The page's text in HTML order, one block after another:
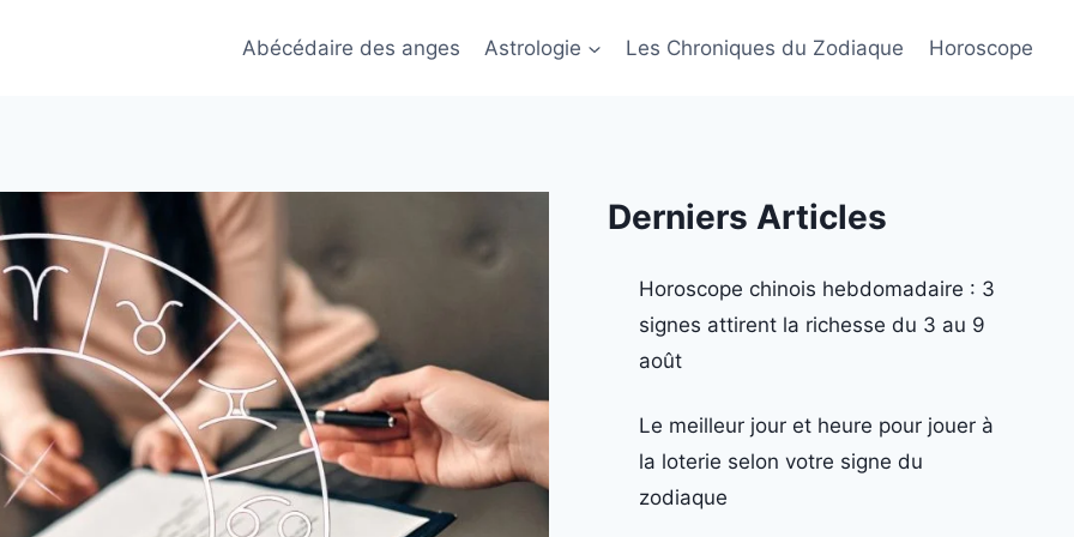
Abécédaire des anges Astrologie Les Chroniques du Zodiaque Horoscope
Derniers Articles
Horoscope chinois hebdomadaire : 3
signes attirent la richesse du 3 au 9
août
Le meilleur jour et heure pour jouer à
la loterie selon votre signe du
zodiaque